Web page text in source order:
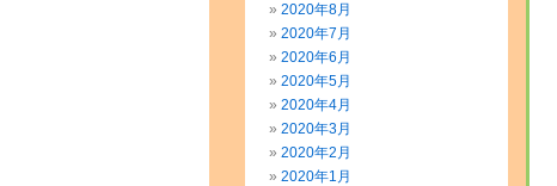
2020年8月
2020年7月
2020年6月
2020年5月
2020年4月
2020年3月
2020年2月
2020年1月